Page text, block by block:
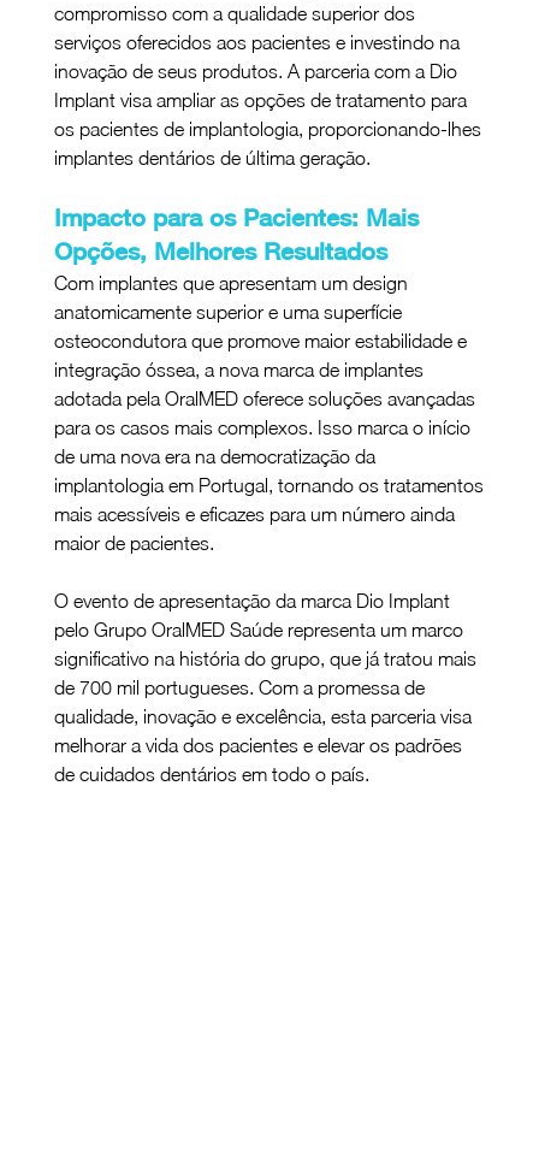
compromisso com a qualidade superior dos
serviços oferecidos aos pacientes e investindo na
inovação de seus produtos. A parceria com a Dio
Implant visa ampliar as opções de tratamento para
os pacientes de implantologia, proporcionando-lhes
implantes dentários de última geração.
Impacto para os Pacientes: Mais
Opções, Melhores Resultados
Com implantes que apresentam um design
anatomicamente superior e uma superfície
osteocondutora que promove maior estabilidade e
integração óssea, a nova marca de implantes
adotada pela OralMED oferece soluções avançadas
para os casos mais complexos. Isso marca o início
de uma nova era na democratização da
implantologia em Portugal, tornando os tratamentos
mais acessíveis e eficazes para um número ainda
maior de pacientes.
O evento de apresentação da marca Dio Implant
pelo Grupo OralMED Saúde representa um marco
significativo na história do grupo, que já tratou mais
de 700 mil portugueses. Com a promessa de
qualidade, inovação e excelência, esta parceria visa
melhorar a vida dos pacientes e elevar os padrões
de cuidados dentários em todo o país.